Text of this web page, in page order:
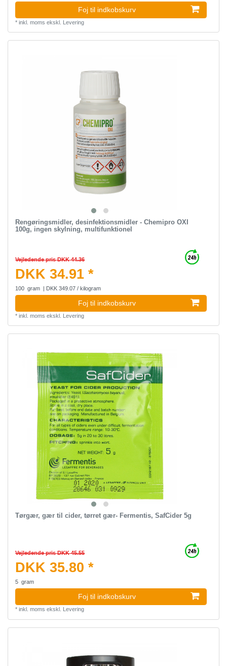
Foj til indkobskurv
* inkl. moms ekskl. Levering
Rengøringsmidler, desinfektionsmidler - Chemipro OXI
100g, ingen skylning, multifunktionel
Vejledende pris DKK 44.36
DKK 34.91 *
100 gram | DKK 349.07 / kilogram
Foj til indkobskurv
* inkl. moms ekskl. Levering
Tørgær, gær til cider, tørret gær- Fermentis, SafCider 5g
Vejledende pris DKK 45.55
DKK 35.80 *
5 gram
Foj til indkobskurv
* inkl. moms ekskl. Levering